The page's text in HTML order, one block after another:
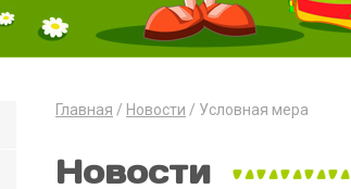
Главная Новости Условная мера
Новости